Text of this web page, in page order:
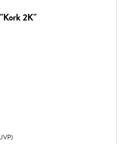
2K"